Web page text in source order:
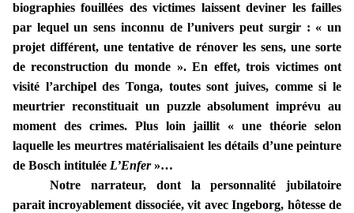
biographies fouillées des victimes laissent deviner les failles
par lequel un sens inconnu de l’univers peut surgir : « un
projet différent, une tentative de rénover les sens, une sorte
de reconstruction du monde ». En effet, trois victimes ont
visité l’archipel des Tonga, toutes sont juives, comme si le
meurtrier reconstituait un puzzle absolument imprévu au
moment des crimes. Plus loin jaillit « une théorie selon
laquelle les meurtres matérialisaient les détails d’une peinture
de Bosch intitulée L’Enfer»…
Notre narrateur, dont la personnalité jubilatoire
parait incroyablement dissociée, vit avec Ingeborg, hôtesse de